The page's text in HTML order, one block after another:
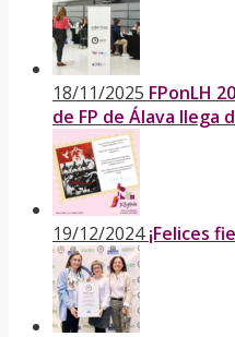
18/11/2025 FPonLH
de FP de Álava llega
19/12/2024 ¡Felices